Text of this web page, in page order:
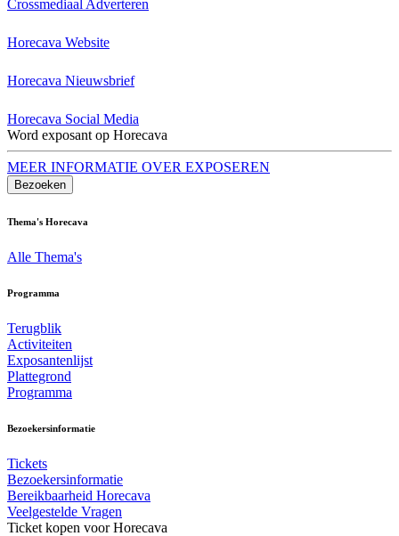
Crossmediaal Adverteren
Horecava Website
Horecava Nieuwsbrief
Horecava Social Media
Word exposant op Horecava
MEER INFORMATIE OVER EXPOSEREN
Bezoeken
Thema's Horecava
Alle Thema's
Programma
Terugblik
Activiteiten
Exposantenlijst
Plattegrond
Programma
Bezoekersinformatie
Tickets
Bezoekersinformatie
Bereikbaarheid Horecava
Veelgestelde Vragen
Ticket kopen voor Horecava